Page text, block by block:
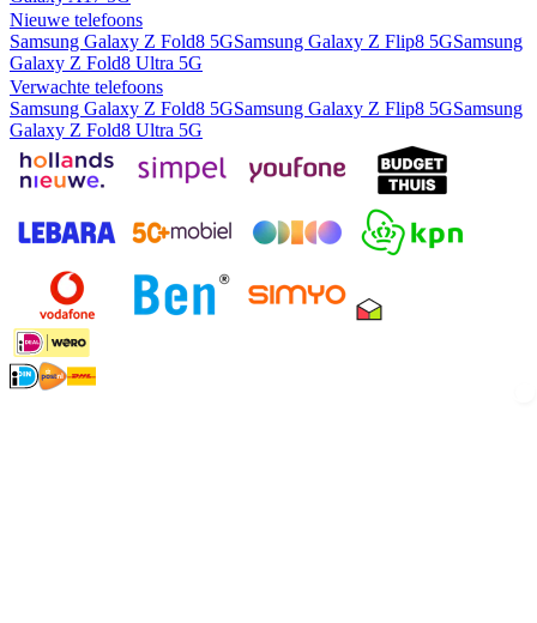
Nieuwe telefoons
Samsung Galaxy Z Fold8 5GSamsung Galaxy Z Flip8 5GSamsung
Galaxy Z Fold8 Ultra 5G
Verwachte telefoons
Samsung Galaxy Z Fold8 5GSamsung Galaxy Z Flip8 5GSamsung
Galaxy Z Fold8 Ultra 5G